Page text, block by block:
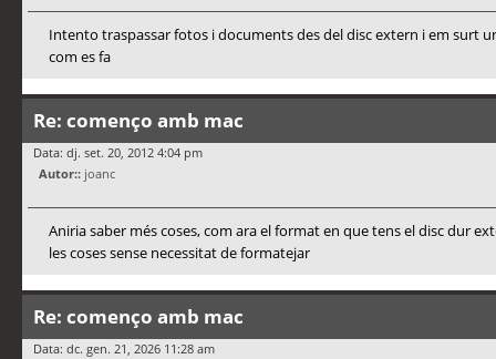
Intento traspassar fotos i documents des del disc extern i em surt
com es fa
Re: començo amb mac
Data: dj. set. 20, 2012 4:04 pm
Autor:: joanc
Aniria saber més coses, com ara el format en que tens el disc dur
les coses sense necessitat de formatejar
Re: començo amb mac
Data: dc. gen. 21, 2026 11:28 am